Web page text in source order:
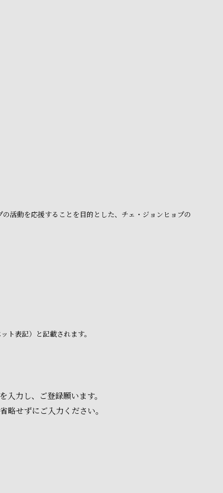
活動を応援することを目的とした、チェ・ジョンヒョプの
ト表記）と記載されます。
力し、ご登録願います。
せずにご入力ください。